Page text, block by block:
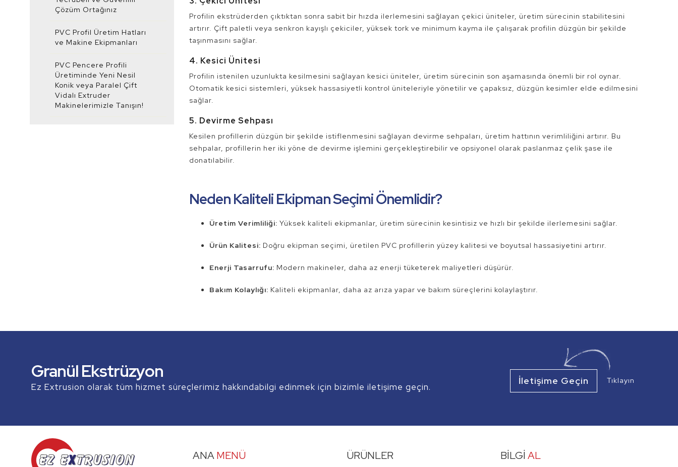
Profilin ekstrüderden çıktıktan sonra sabit bir hızda ilerlemesini sağlayan çekici üniteler, üretim sürecinin stabilitesini
artırır. Çift paletli veya senkron kayışlı çekiciler, yüksek tork ve minimum kayma ile çalışarak profilin düzgün bir şekilde
taşınmasını sağlar.
4. Kesici Ünitesi
Profilin istenilen uzunlukta kesilmesini sağlayan kesici üniteler, üretim sürecinin son aşamasında önemli bir rol oynar.
Otomatik kesici sistemleri, yüksek hassasiyetli kontrol üniteleriyle yönetilir ve çapaksız, düzgün kesimler elde edilmesini
sağlar.
5. Devirme Sehpası
Kesilen profillerin düzgün bir şekilde istiflenmesini sağlayan devirme sehpaları, üretim hattının verimliliğini artırır. Bu
sehpalar, profillerin her iki yöne de devirme işlemini gerçekleştirebilir ve opsiyonel olarak paslanmaz çelik şase ile
donatılabilir.
Neden Kaliteli Ekipman Seçimi Önemlidir?
Üretim Verimliliği: Yüksek kaliteli ekipmanlar, üretim sürecinin kesintisiz ve hızlı bir şekilde ilerlemesini sağlar.
Ürün Kalitesi: Doğru ekipman seçimi, üretilen PVC profillerin yüzey kalitesi ve boyutsal hassasiyetini artırır.
Enerji Tasarrufu: Modern makineler, daha az enerji tüketerek maliyetleri düşürür.
Bakım Kolaylığı: Kaliteli ekipmanlar, daha az arıza yapar ve bakım süreçlerini kolaylaştırır.
Çözüm Ortağınız
PVC Profil Üretim Hatları
ve Makine Ekipmanları
PVC Pencere Profili
Üretiminde Yeni Nesil
Konik veya Paralel Çift
Vidalı Extruder
Makinelerimizle Tanışın!
Profil Ekstrüzyon
Granül Ekstrüzyon
ve daha fazlası...
Profil Ekstrüzyon
Ez Extrusion olarak tüm hizmet süreçlerimiz hakkındabilgi edinmek için bizimle iletişime geçin.
İletişime Geçin Tıklayın
ANAMENÜ ÜRÜNLER BİLGİAL